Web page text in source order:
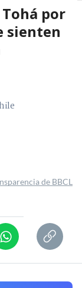
por
sienten
de BBCL